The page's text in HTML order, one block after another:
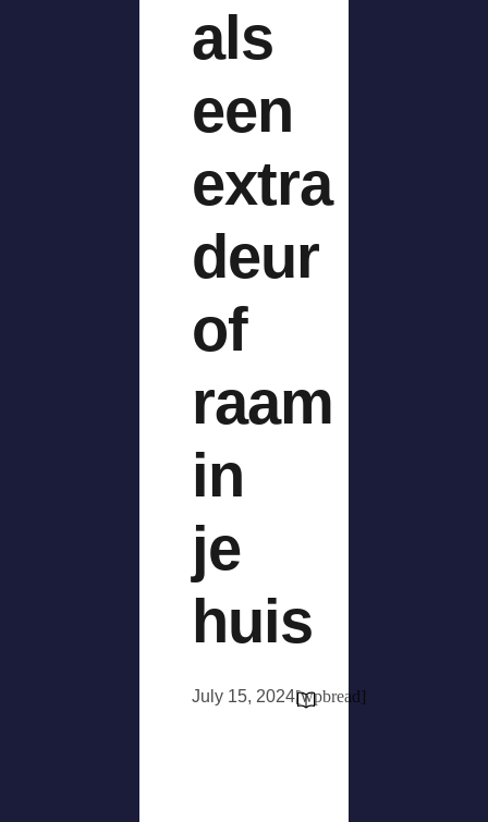
als
een
extra
deur
of
raam
in
je
huis
July 15, 2024[wpbread]